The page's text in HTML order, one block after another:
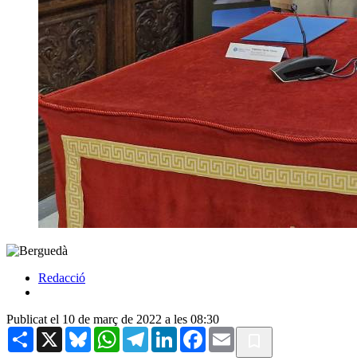
Redacció
Publicat el 10 de març de 2022 a les 08:30
Share X BlueskyWhatsAppTelegramLinkedInFacebook
Email